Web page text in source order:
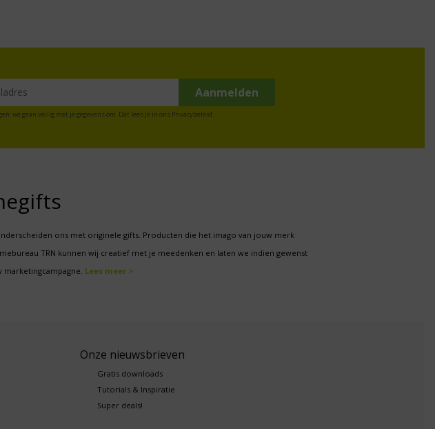
we gaan veilig met je gegevens om. Dat lees je in ons Privacybeleid
ons met originele gifts. Producten die het imago van jouw merk
TRN kunnen wij creatief met je meedenken en laten we indien gewenst
marketingcampagne. Lees meer >
Onze nieuwsbrieven
Gratis downloads
Tutorials & Inspiratie
Super deals!